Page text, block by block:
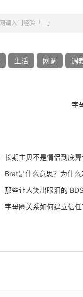
网调入门经验「二」
生活 网调 调
字
长期主贝不是情侣到底算
Brat是什么意思？为什
那些让人笑出眼泪的
字母圈关系如何建立信任